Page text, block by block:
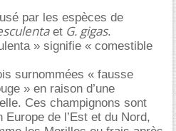
par les espèces de
et G. gigas.
» signifie « comestible
surnommées « fausse
» en raison d’une
Ces champignons sont
de l’Est et du Nord,